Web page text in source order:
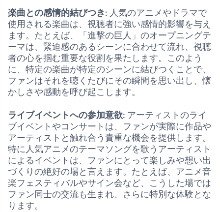
楽曲との感情的結びつき: 人気のアニメやドラマで
使用される楽曲は、視聴者に強い感情的影響を与え
ます。たとえば、「進撃の巨人」のオープニングテ
ーマは、緊迫感のあるシーンに合わせて流れ、視聴
者の心を掴む重要な役割を果たします。このよう
に、特定の楽曲が特定のシーンに結びつくことで、
ファンはそれを聴くたびにその瞬間を思い出し、懐
かしさや感動を呼び起こします。
ライブイベントへの参加意欲: アーティストのライ
ブイベントやコンサートは、ファンが実際に作品や
アーティストと触れ合う貴重な機会を提供します。
特に人気アニメのテーマソングを歌うアーティスト
によるイベントは、ファンにとって楽しみや想い出
づくりの絶好の場と言えます。たとえば、アニメ音
楽フェスティバルやサイン会など、こうした場では
ファン同士の交流も生まれ、さらに特別な体験とな
ります。